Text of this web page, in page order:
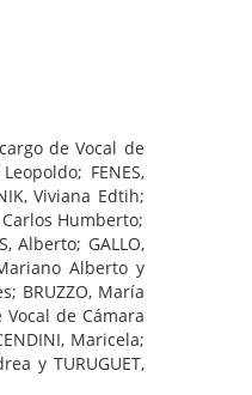
de Vocal de
FENES,
Viviana Edtih;
Carlos Humberto;
Alberto; GALLO,
Alberto y
BRUZZO, María
Vocal de Cámara
Maricela;
y TURUGUET,